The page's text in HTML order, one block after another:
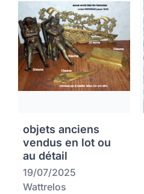
objets anciens
vendus en lot ou
au détail
19/07/2025
Wattrelos